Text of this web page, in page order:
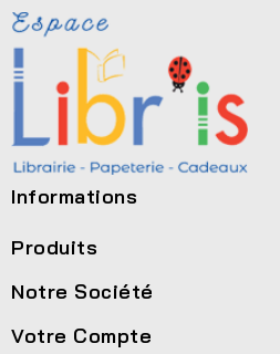
Informations
Produits
Notre Société
Votre Compte